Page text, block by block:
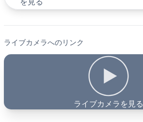
ライブカメラへのリンク
ライブカメラを見る